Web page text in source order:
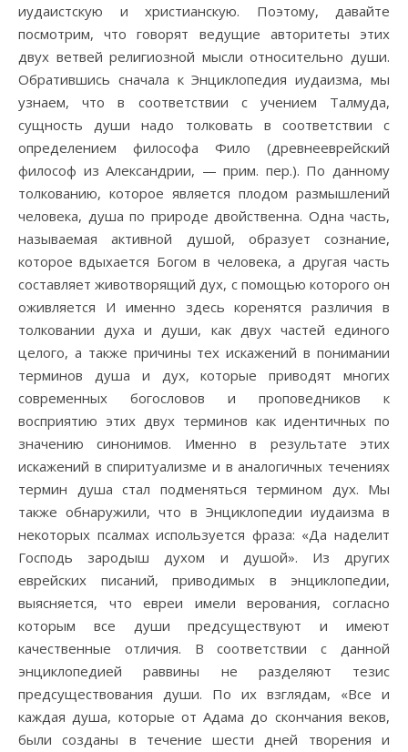
иудаистскую и христианскую. Поэтому, давайте
посмотрим, что говорят ведущие авторитеты этих
двух ветвей религиозной мысли относительно души.
Обратившись сначала к Энциклопедия иудаизма, мы
узнаем, что в соответствии с учением Талмуда,
сущность души надо толковать в соответствии с
определением философа Фило (древнееврейский
философ из Александрии, — прим. пер.). По данному
толкованию, которое является плодом размышлений
человека, душа по природе двойственна. Одна часть,
называемая активной душой, образует сознание,
которое вдыхается Богом в человека, а другая часть
составляет животворящий дух, с помощью которого он
оживляется И именно здесь коренятся различия в
толковании духа и души, как двух частей единого
целого, а также причины тех искажений в понимании
терминов душа и дух, которые приводят многих
современных богословов и проповедников к
восприятию этих двух терминов как идентичных по
значению синонимов. Именно в результате этих
искажений в спиритуализме и в аналогичных течениях
термин душа стал подменяться термином дух. Мы
также обнаружили, что в Энциклопедии иудаизма в
некоторых псалмах используется фраза: «Да наделит
Господь зародыш духом и душой». Из других
еврейских писаний, приводимых в энциклопедии,
выясняется, что евреи имели верования, согласно
которым все души предсуществуют и имеют
качественные отличия. В соответствии с данной
энциклопедией раввины не разделяют тезис
предсуществования души. По их взглядам, «Все и
каждая душа, которые от Адама до скончания веков,
были созданы в течение шести дней творения и